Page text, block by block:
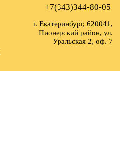
+7(343)344-80-05
г. Екатеринбург, 620041,
Пионерский район, ул.
Уральская 2, оф. 7